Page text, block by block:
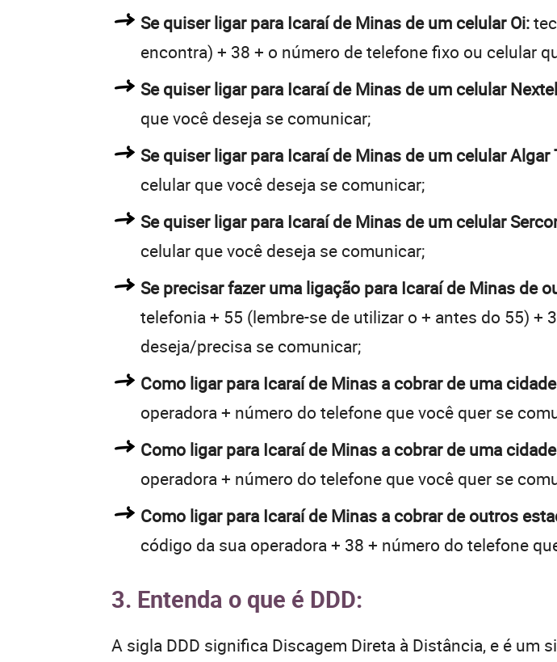
Se quiser ligar para Icaraí de Minas de um celular Oi:
encontra) + 38 + o número de telefone fixo ou celular
Se quiser ligar para Icaraí de Minas de um celular
que você deseja se comunicar;
Se quiser ligar para Icaraí de Minas de um celular Algar
celular que você deseja se comunicar;
Se quiser ligar para Icaraí de Minas de um celular
celular que você deseja se comunicar;
Se precisar fazer uma ligação para Icaraí de Minas de
telefonia + 55 (lembre-se de utilizar o + antes do 55) +
deseja/precisa se comunicar;
Como ligar para Icaraí de Minas a cobrar de uma
operadora + número do telefone que você quer se
Como ligar para Icaraí de Minas a cobrar de uma
operadora + número do telefone que você quer se
Como ligar para Icaraí de Minas a cobrar de outros
código da sua operadora + 38 + número do telefone
3. Entenda o que é DDD:
A sigla DDD significa Discagem Direta à Distância, e é